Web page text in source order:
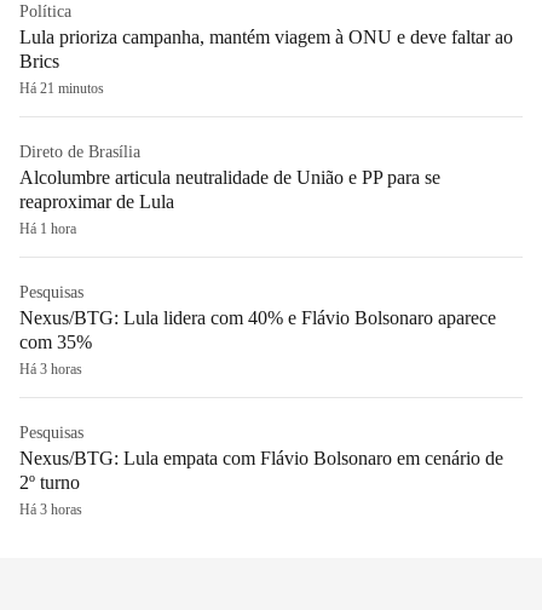
Política
Lula prioriza campanha, mantém viagem à ONU e deve faltar ao
Brics
Há 21 minutos
Direto de Brasília
Alcolumbre articula neutralidade de União e PP para se
reaproximar de Lula
Há 1 hora
Pesquisas
Nexus/BTG: Lula lidera com 40% e Flávio Bolsonaro aparece
com 35%
Há 3 horas
Pesquisas
Nexus/BTG: Lula empata com Flávio Bolsonaro em cenário de
2º turno
Há 3 horas